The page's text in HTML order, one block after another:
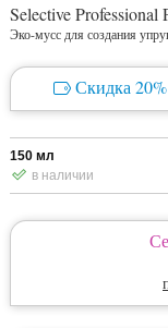
Selective Professional
Эко-мусс для создания
Скидка
150 мл
в наличии